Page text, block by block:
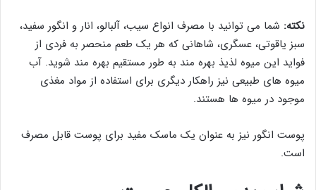
نکته: شما می توانید با مصرف انواع سیب، آلبالو، انار و انگور سفید،
سبز یاقوتی، عسگری، شاهانی که هر یک طعم منحصر به فردی از
فواید این میوه لذیذ بهره مند به طور مستقیم بهره مند شوید. آب
میوه های طبیعی نیز راهکار دیگری برای استفاده از مواد مغذی
موجود در میوه ها هستند.
پوست انگور نیز به عنوان یک ماسک مفید برای پوست قابل مصرف
است.